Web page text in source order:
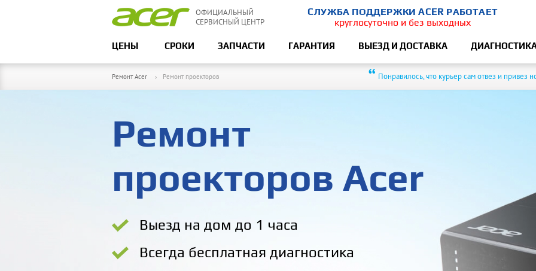
ОФИЦИАЛЬНЫЙ
СЕРВИСНЫЙ ЦЕНТР
СЛУЖБА ПОДДЕРЖКИ ACER РАБОТАЕТ
круглосуточно и без выходных
ЦЕНЫ СРОКИ ЗАПЧАСТИ ГАРАНТИЯ ВЫЕЗД И ДОСТАВКА
Ремонт Acer Ремонт проекторов “ Понравилось, что курьер сам отвез и привез
Ремонт
проекторов Acer
Выезд на дом до 1 часа
Всегда бесплатная диагностика